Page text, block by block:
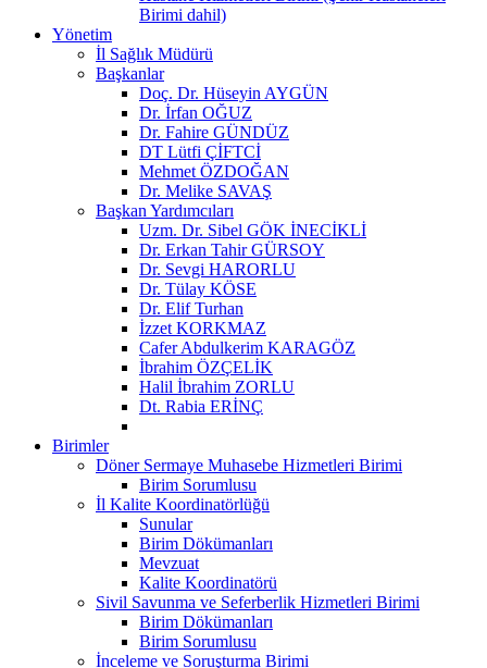
Birimi dahil)
Yönetim
İl Sağlık Müdürü
Başkanlar
Doç. Dr. Hüseyin AYGÜN
Dr. İrfan OĞUZ
Dr. Fahire GÜNDÜZ
DT Lütfi ÇİFTCİ
Mehmet ÖZDOĞAN
Dr. Melike SAVAŞ
Başkan Yardımcıları
Uzm. Dr. Sibel GÖK İNECİKLİ
Dr. Erkan Tahir GÜRSOY
Dr. Sevgi HARORLU
Dr. Tülay KÖSE
Dr. Elif Turhan
İzzet KORKMAZ
Cafer Abdulkerim KARAGÖZ
İbrahim ÖZÇELİK
Halil İbrahim ZORLU
Dt. Rabia ERİNÇ
Birimler
Döner Sermaye Muhasebe Hizmetleri Birimi
Birim Sorumlusu
İl Kalite Koordinatörlüğü
Sunular
Birim Dökümanları
Mevzuat
Kalite Koordinatörü
Sivil Savunma ve Seferberlik Hizmetleri Birimi
Birim Dökümanları
Birim Sorumlusu
İnceleme ve Soruşturma Birimi